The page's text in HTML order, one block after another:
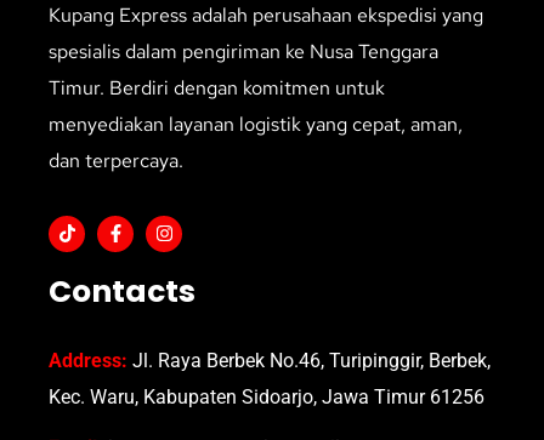
Kupang Express adalah perusahaan ekspedisi yang
spesialis dalam pengiriman ke Nusa Tenggara
Timur. Berdiri dengan komitmen untuk
menyediakan layanan logistik yang cepat, aman,
dan terpercaya.
Contacts
Address: Jl. Raya Berbek No.46, Turipinggir, Berbek,
Kec. Waru, Kabupaten Sidoarjo, Jawa Timur 61256